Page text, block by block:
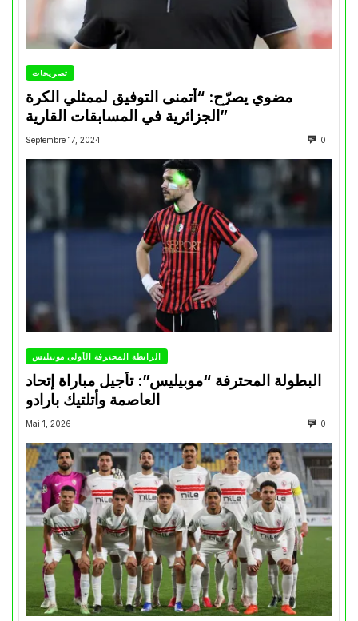
تصريحات
مضوي يصرّح: “أتمنى التوفيق لممثلي الكرة
الجزائرية في المسابقات القارية”
Septembre 17, 2024 0
الرابطة المحترفة الأولى موبيليس
البطولة المحترفة “موبيليس”: تأجيل مباراة إتحاد
العاصمة وأتلتيك بارادو
Mai 1, 2026 0